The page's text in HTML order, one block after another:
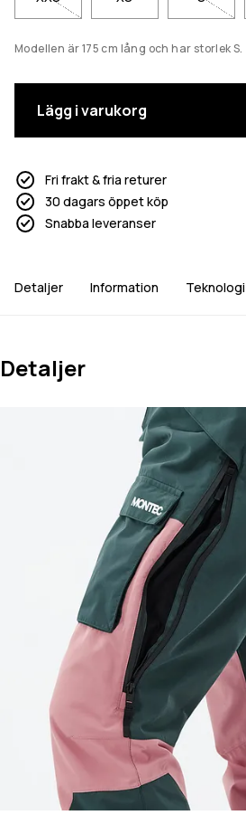
Modellen är 175 cm lång och har storlek S.
Lägg i varukorg
Fri frakt & fria returer
30 dagars öppet köp
Snabba leveranser
Detaljer Information Teknologi
Detaljer